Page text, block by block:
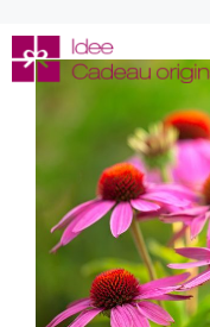
au
contenu